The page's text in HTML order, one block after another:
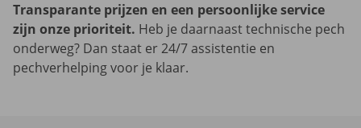
Transparante prijzen en een persoonlijke service
zijn onze prioriteit. Heb je daarnaast technische pech
onderweg? Dan staat er 24/7 assistentie en
pechverhelping voor je klaar.